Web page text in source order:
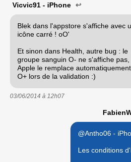
Vicvic91 - iPhone ↩
Blek dans l'appstore s'affiche avec
icône carré ! oO'
Et sinon dans Health, autre bug : le
groupe sanguin O- ne s'affiche pas,
Apple le remplace
O+ lors de la validation :)
03/06/2014 à 12h07
@Antho06 -
Les conditions